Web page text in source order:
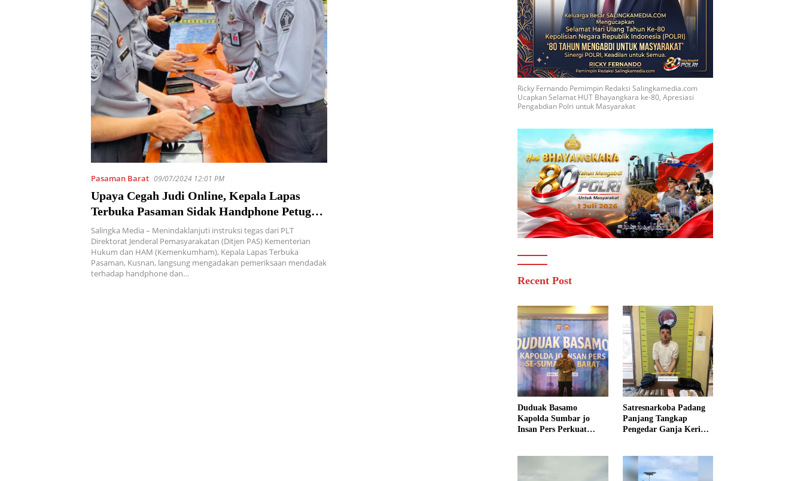
Pasaman Barat 09/07/2024 12:01 PM
Upaya Cegah Judi Online, Kepala Lapas
Terbuka Pasaman Sidak Handphone Petugas
Usai Apel Pagi
Salingka Media – Menindaklanjuti instruksi tegas dari PLT
Direktorat Jenderal Pemasyarakatan (Ditjen PAS) Kementerian
Hukum dan HAM (Kemenkumham), Kepala Lapas Terbuka
Pasaman, Kusnan, langsung mengadakan pemeriksaan mendadak
terhadap handphone dan…
Ricky Fernando Pemimpin Redaksi Salingkamedia.com
Ucapkan Selamat HUT Bhayangkara ke-80, Apresiasi
Pengabdian Polri untuk Masyarakat
Recent Post
Duduak Basamo
Kapolda Sumbar jo
Insan Pers Perkuat
Satresnarkoba Padang
Panjang Tangkap
Pengedar Ganja Kering,